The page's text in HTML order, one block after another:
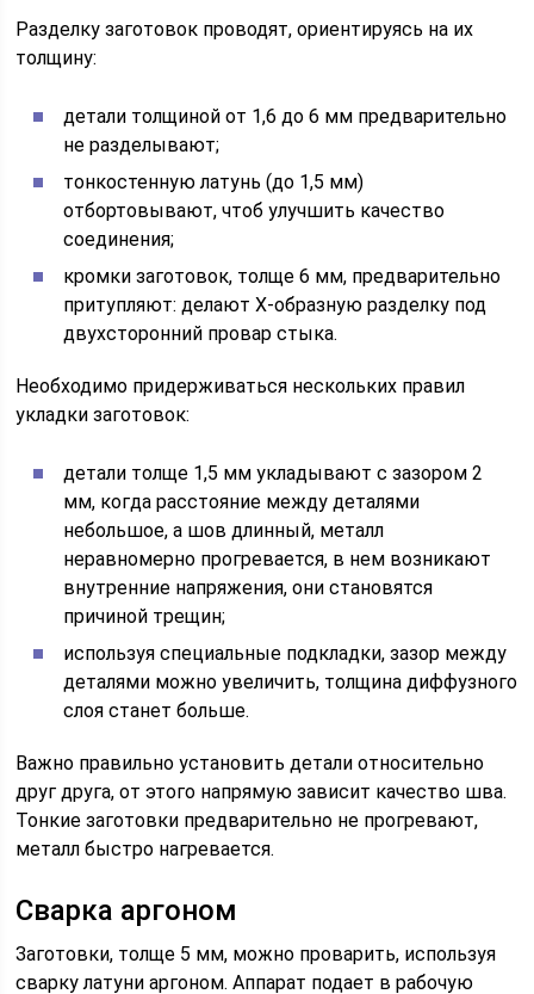
Разделку заготовок проводят, ориентируясь на их
толщину:
детали толщиной от 1,6 до 6 мм предварительно
не разделывают;
тонкостенную латунь (до 1,5 мм)
отбортовывают, чтоб улучшить качество
соединения;
кромки заготовок, толще 6 мм, предварительно
притупляют: делают Х-образную разделку под
двухсторонний провар стыка.
Необходимо придерживаться нескольких правил
укладки заготовок:
детали толще 1,5 мм укладывают с зазором 2
мм, когда расстояние между деталями
небольшое, а шов длинный, металл
неравномерно прогревается, в нем возникают
внутренние напряжения, они становятся
причиной трещин;
используя специальные подкладки, зазор между
деталями можно увеличить, толщина диффузного
слоя станет больше.
Важно правильно установить детали относительно
друг друга, от этого напрямую зависит качество шва.
Тонкие заготовки предварительно не прогревают,
металл быстро нагревается.
Сварка аргоном
Заготовки, толще 5 мм, можно проварить, используя
сварку латуни аргоном. Аппарат подает в рабочую